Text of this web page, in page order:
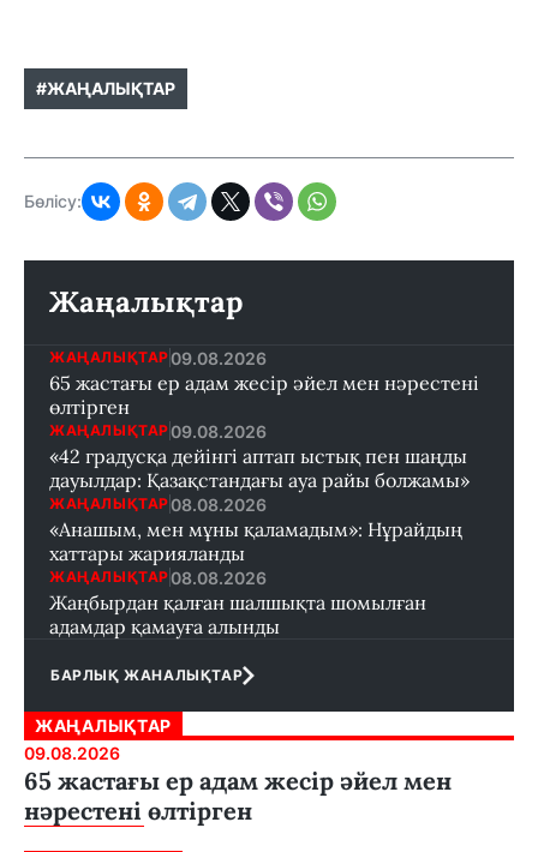
#ЖАҢАЛЫҚТАР
Бөлісу:
Жаңалықтар
ЖАҢАЛЫҚТАР 09.08.2026
65 жастағы ер адам жесір әйел мен нәрестені
өлтірген
ЖАҢАЛЫҚТАР 09.08.2026
«42 градусқа дейінгі аптап ыстық пен шаңды
дауылдар: Қазақстандағы ауа райы болжамы»
ЖАҢАЛЫҚТАР 08.08.2026
«Анашым, мен мұны қаламадым»: Нұрайдың
хаттары жарияланды
ЖАҢАЛЫҚТАР 08.08.2026
Жаңбырдан қалған шалшықта шомылған
адамдар қамауға алынды
БАРЛЫҚ ЖАНАЛЫҚТАР
ЖАҢАЛЫҚТАР
09.08.2026
65 жастағы ер адам жесір әйел мен
нәрестені өлтірген